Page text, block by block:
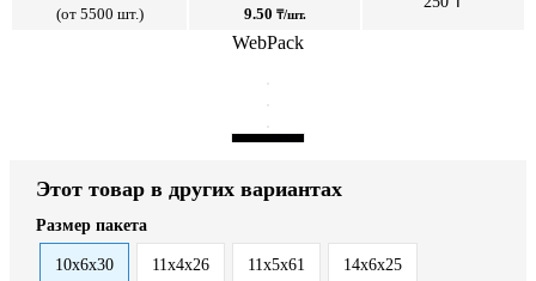
(от 5500 шт.)
9.50 ₸/шт.
WebPack
Этот товар в других вариантах
Размер пакета
10х6х30 11х4х26 11х5х61 14х6х25